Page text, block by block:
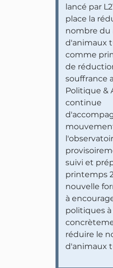
lancé par
place la
nombre du
d'animaux
comme
de
souffrance
Politique &
continue
suivi et
printemps
nouvelle
à
politiques à
réduire le
d'animaux